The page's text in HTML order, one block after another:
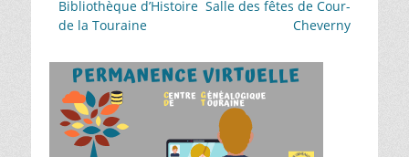
de
l’article
Article
précédent :
Bibliothèque d’Histoire
de la Touraine
Article
Salle des fêtes de Cour-
Cheverny